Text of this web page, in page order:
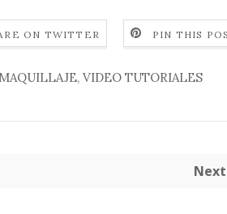
ON TWITTER PIN THIS
, VIDEO TUTORIALES